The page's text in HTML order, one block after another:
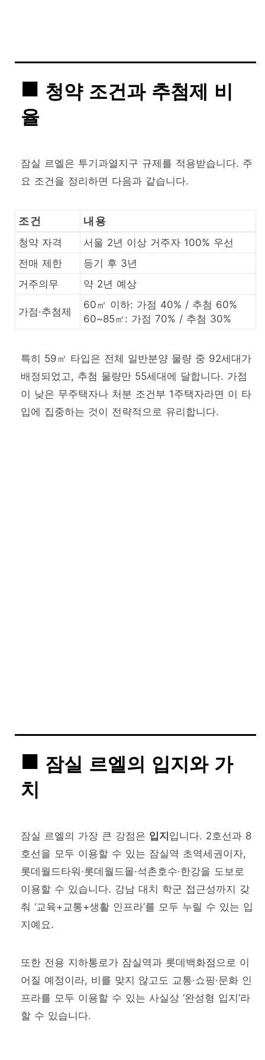
청약 조건과 추첨제 비
율
잠실 르엘은 투기과열지구 규제를 적용받습니다. 주
요 조건을 정리하면 다음과 같습니다.
조건 내용
청약 자격
서울 2년 이상 거주자 100% 우선
전매 제한
등기 후 3년
거주의무
약 2년 예상
가점·추첨제
60㎡ 이하: 가점 40% / 추첨 60%
60~85㎡: 가점 70% / 추첨 30%
특히 59㎡ 타입은 전체 일반분양 물량 중 92세대가
배정되었고, 추첨 물량만 55세대에 달합니다. 가점
이 낮은 무주택자나 처분 조건부 1주택자라면 이 타
입에 집중하는 것이 전략적으로 유리합니다.
잠실 르엘의 입지와 가
치
잠실 르엘의 가장 큰 강점은 입지입니다. 2호선과 8
호선을 모두 이용할 수 있는 잠실역 초역세권이자,
롯데월드타워·롯데월드몰·석촌호수·한강을 도보로
이용할 수 있습니다. 강남 대치 학군 접근성까지 갖
춰 ‘교육+교통+생활 인프라’를 모두 누릴 수 있는 입
지예요.
또한 전용 지하통로가 잠실역과 롯데백화점으로 이
어질 예정이라, 비를 맞지 않고도 교통·쇼핑·문화 인
프라를 모두 이용할 수 있는 사실상 ‘완성형 입지’라
할 수 있습니다.